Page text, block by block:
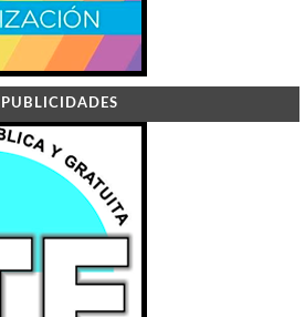
PUBLICIDADES